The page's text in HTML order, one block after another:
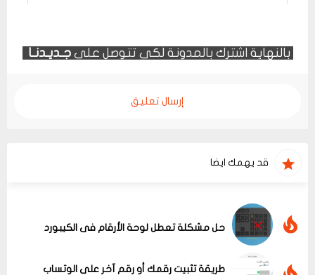
بالنهاية اشترك بالمدونة لكي تتوصل علىجـديـدنـا
إرسال تعليق
قد يهمك ايضا
حل مشكلة تعطل لوحة الأرقام فى الكيبورد
طريقة تثبيت رقمك أو رقم آخر على الوتساب